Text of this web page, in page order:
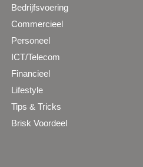
Bedrijfsvoering
Commercieel
Personeel
ICT/Telecom
Financieel
Lifestyle
Tips & Tricks
Brisk Voordeel